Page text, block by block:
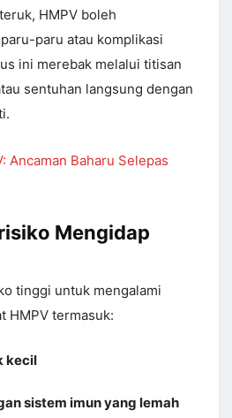
HMPV boleh
paru atau komplikasi
ini merebak melalui titisan
sentuhan langsung dengan
Ancaman Baharu Selepas
Mengidap
tinggi untuk mengalami
HMPV termasuk:
kecil
sistem imun yang lemah